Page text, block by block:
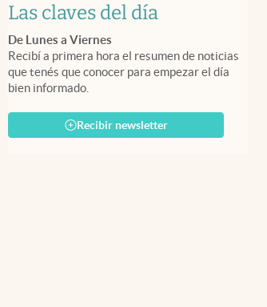
Las claves del día
De Lunes a Viernes
Recibí a primera hora el resumen de noticias
que tenés que conocer para empezar el día
bien informado.
Recibir newsletter